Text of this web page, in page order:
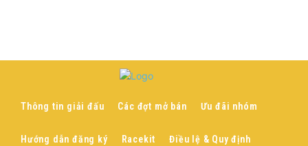
Thông tin giải đấu Các đợt mở bán Ưu đãi nhóm
Hướng dẫn đăng ký Racekit Điều lệ & Quy định